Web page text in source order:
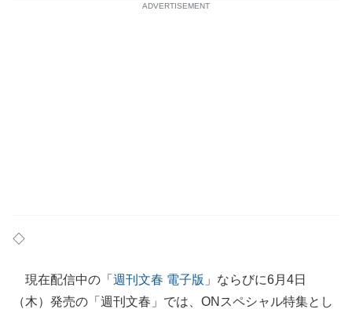
ADVERTISEMENT
◇
現在配信中の「 週刊文春 電子版 」ならびに6月4日
（木）発売の「週刊文春」では、ONスペシャル特集とし